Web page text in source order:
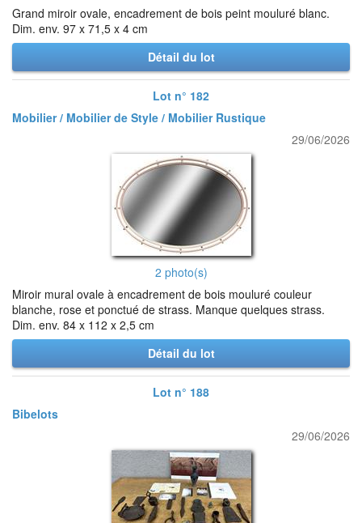
Grand miroir ovale, encadrement de bois peint mouluré blanc.
Dim. env. 97 x 71,5 x 4 cm
Détail du lot
Lot n° 182
Mobilier / Mobilier de Style / Mobilier Rustique
29/06/2026
2 photo(s)
Miroir mural ovale à encadrement de bois mouluré couleur
blanche, rose et ponctué de strass. Manque quelques strass.
Dim. env. 84 x 112 x 2,5 cm
Détail du lot
Lot n° 188
Bibelots
29/06/2026